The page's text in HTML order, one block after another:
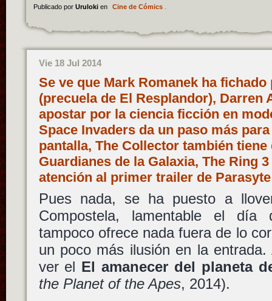
Publicado por Uruloki en Cine de Cómics.
Vie 18 Jul 2014
Se ve que Mark Romanek ha
(precuela de El Resplandor), Darren
apostar por la ciencia ficción en
Space Invaders da un paso más
pantalla, The Collector también
Guardianes de la Galaxia, The Ring
atención al primer trailer de
Pues nada, se ha puesto a
Compostela, lamentable el
tampoco ofrece nada fuera de lo
un poco más ilusión en la
ver el El amanecer del planeta
the Planet of the Apes, 2014).